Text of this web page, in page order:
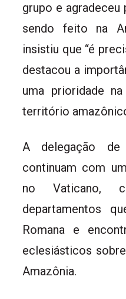
grupo e
sendo feito na
insistiu que “é
destacou a
uma prioridade
território
A delegação de
continuam com
no Vaticano,
departamentos
Romana e
eclesiásticos
Amazônia.